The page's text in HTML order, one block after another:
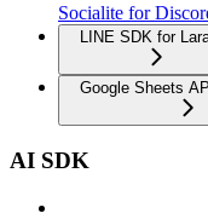
Socialite for
LINE SDK for
Google Sheets
AI SDK